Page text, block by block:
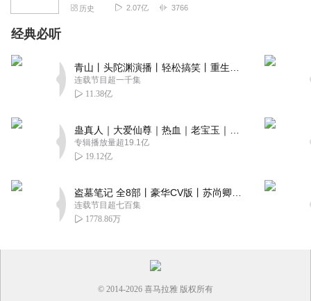
历史 2.07亿 3766
经典必听
连载节目超一千集
11.38亿
专辑播放量超19.1亿
19.12亿
连载节目超七百集
1778.86万
© 2014-2026 喜马拉雅 版权所有